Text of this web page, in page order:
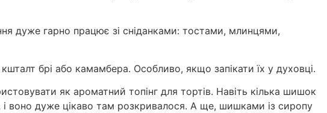
дуже гарно працює зі сніданками: тостами, млинцями,
брі або камамбера. Особливо, якщо запікати їх у духовці.
як ароматний топінг для тортів. Навіть кілька шишок
воно дуже цікаво там розкривалося. А ще, шишками із сиропу